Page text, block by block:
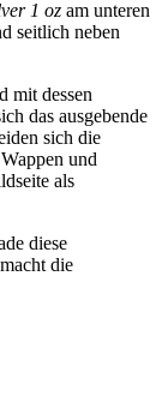
1 oz am unteren
seitlich neben
mit dessen
das ausgebende
sich die
und
als
diese
die